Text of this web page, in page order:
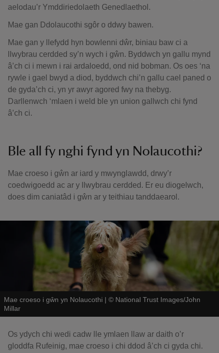
aelodau’r Ymddiriedolaeth Genedlaethol.
Mae gan Ddolaucothi sgôr o ddwy bawen.
Mae gan y llefydd hyn bowlenni dŵr, biniau baw ci a
llwybrau cerdded sy’n wych i gŵn. Byddwch yn gallu mynd
â’ch ci i mewn i rai ardaloedd, ond nid bobman. Os oes ‘na
rywle i gael bwyd a diod, byddwch chi’n gallu cael paned o
de gyda’ch ci, yn yr awyr agored fwy na thebyg.
Darllenwch ‘mlaen i weld ble yn union gallwch chi fynd
â’ch ci.
Ble all fy nghi fynd yn Nolaucothi?
Mae croeso i gŵn ar iard y mwynglawdd, drwy’r
coedwigoedd ac ar y llwybrau cerdded. Er eu diogelwch,
does dim caniatâd i gŵn ar y teithiau tanddaearol.
Mae croeso i gŵn yn Nolaucothi | © National Trust Images/John
Millar
Os ydych chi wedi cadw lle ymlaen llaw ar daith o’r
gloddfa Rufeinig, mae croeso i chi ddod â’ch ci gyda chi.